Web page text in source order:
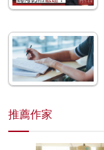
推薦作家